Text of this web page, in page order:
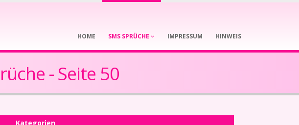
HOME SMS SPRÜCHE IMPRESSUM HINWEIS
- Seite 50
Kategorien